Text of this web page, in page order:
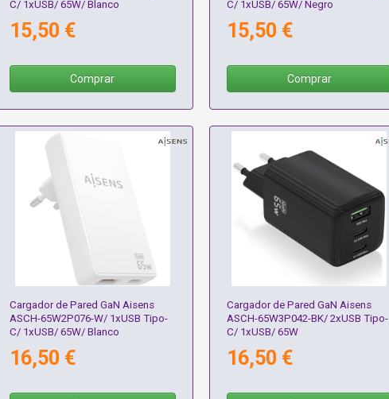
C/ 1xUSB/ 65W/ Blanco
15,50 €
Comprar
C/ 1xUSB/ 65W/ Negro
15,50 €
Comprar
Cargador de Pared GaN Aisens
ASCH-65W2P076-W/ 1xUSB Tipo-
C/ 1xUSB/ 65W/ Blanco
16,50 €
Cargador de Pared GaN Aisens
ASCH-65W3P042-BK/ 2xUSB Tipo-
C/ 1xUSB/ 65W
16,50 €